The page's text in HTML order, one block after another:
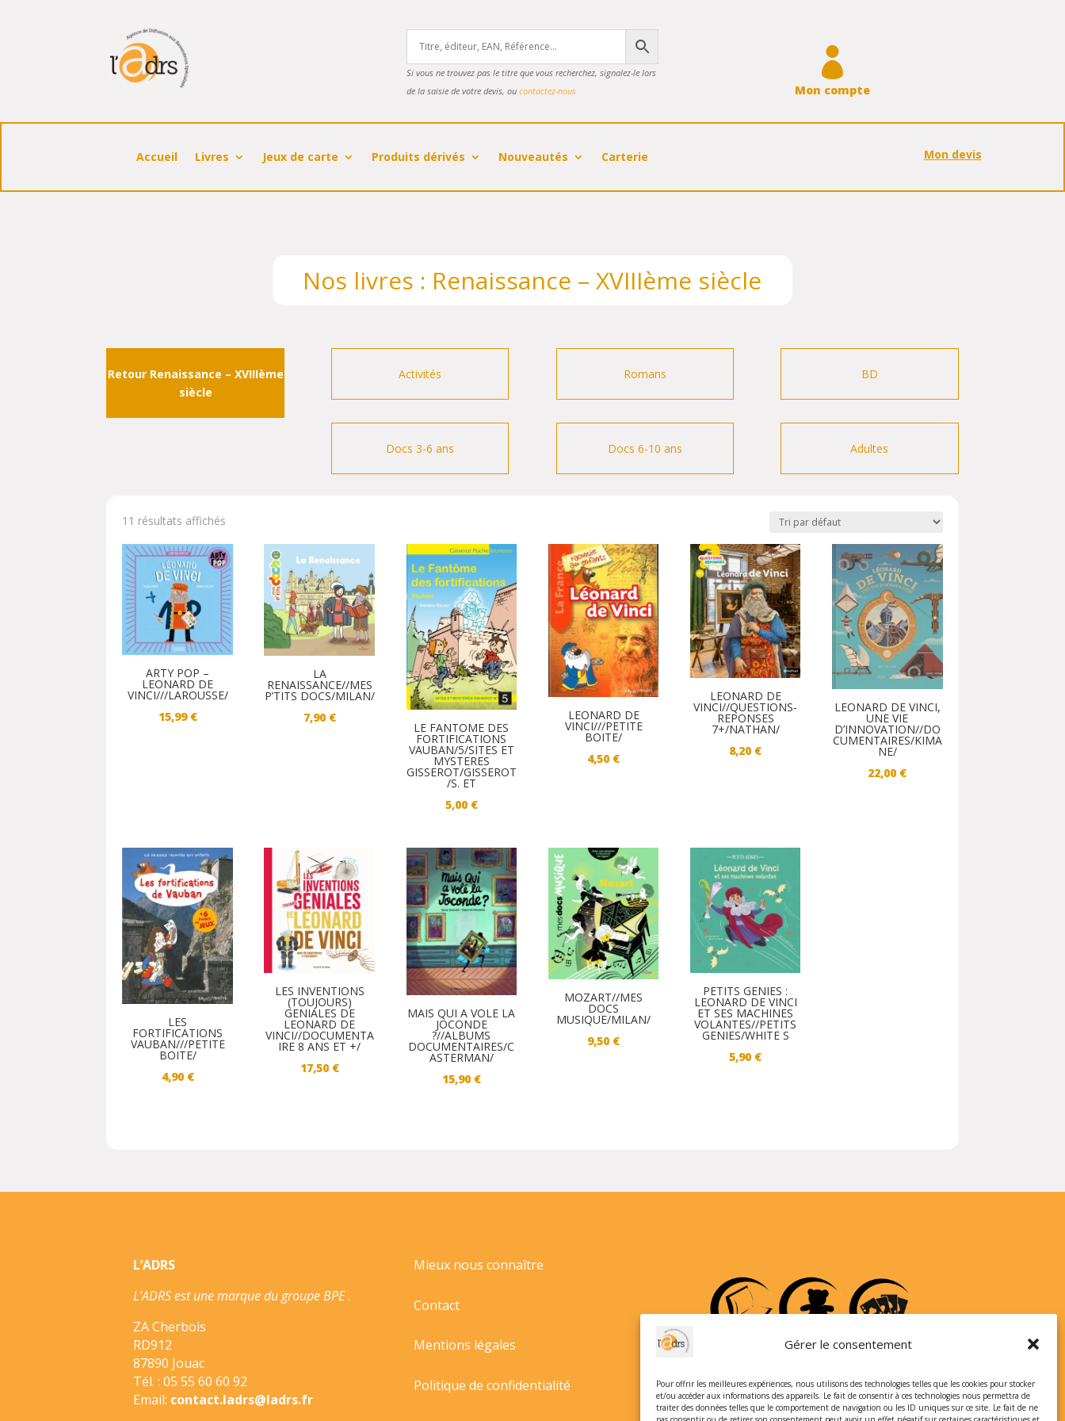
Gérer le consentement
Pour offrir les meilleures expériences, nous utilisons des technologies telles que les cookies pour stocker
et/ou accéder aux informations des appareils. Le fait de consentir à ces technologies nous permettra de
traiter des données telles que le comportement de navigation ou les ID uniques sur ce site. Le fait de ne
Si vous ne trouvez pas le titre que vous recherchez, signalez-le lors
de la saisie de votre devis, ou contactez-nous

Mon compte
Accueil Livres Jeux de carte Produits dérivés Nouveautés Carterie Mon devis
Nos livres : Renaissance – XVIIIème siècle
Retour Renaissance – XVIIIème
siècle
Activités
Docs 3-6 ans
Romans
Docs 6-10 ans
BD
Adultes
11 résultats affichés
ARTY POP –
LEONARD DE
VINCI///LAROUSSE/
15,99 €
LA
RENAISSANCE//MES
P’TITS DOCS/MILAN/
7,90 €
LE FANTOME DES
FORTIFICATIONS
VAUBAN/5/SITES ET
MYSTERES
GISSEROT/GISSEROT
/S. ET
5,00 €
LEONARD DE
VINCI///PETITE
BOITE/
4,50 €
LEONARD DE
VINCI//QUESTIONS-
REPONSES
7+/NATHAN/
8,20 €
LEONARD DE VINCI,
UNE VIE
D’INNOVATION//DO
CUMENTAIRES/KIMA
NE/
22,00 €
LES
FORTIFICATIONS
VAUBAN///PETITE
BOITE/
4,90 €
LES INVENTIONS
(TOUJOURS)
GENIALES DE
LEONARD DE
VINCI//DOCUMENTA
IRE 8 ANS ET +/
17,50 €
MAIS QUI A VOLE LA
JOCONDE
?//ALBUMS
DOCUMENTAIRES/C
ASTERMAN/
15,90 €
MOZART//MES
DOCS
MUSIQUE/MILAN/
9,50 €
PETITS GENIES :
LEONARD DE VINCI
ET SES MACHINES
VOLANTES//PETITS
GENIES/WHITE S
5,90 €
L’ADRS
L’ADRS est une marque du groupe BPE .
ZA Cherbois
RD912
87890 Jouac
Tél. : 05 55 60 60 92
Email: contact.ladrs@ladrs.fr
Mieux nous connaître
Contact
Mentions légales
Politique de confidentialité